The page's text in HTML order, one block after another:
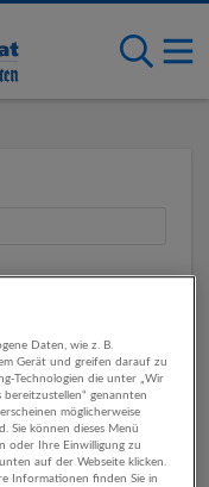
Daten, wie z. B.
Gerät und greifen darauf zu
Technologien die unter „Wir
genannten
möglicherweise
Sie können dieses Menü
oder Ihre Einwilligung zu
auf der Webseite klicken.
Informationen finden Sie in